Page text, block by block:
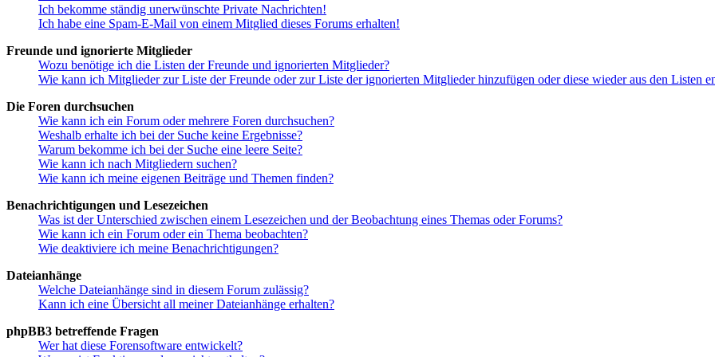
Ich bekomme ständig unerwünschte Private Nachrichten!
Ich habe eine Spam-E-Mail von einem Mitglied dieses Forums erhalten!
Freunde und ignorierte Mitglieder
Wozu benötige ich die Listen der Freunde und ignorierten Mitglieder?
Wie kann ich Mitglieder zur Liste der Freunde oder zur Liste der ignorierten Mitglieder hinzufügen oder diese wieder aus den Listen
Die Foren durchsuchen
Wie kann ich ein Forum oder mehrere Foren durchsuchen?
Weshalb erhalte ich bei der Suche keine Ergebnisse?
Warum bekomme ich bei der Suche eine leere Seite?
Wie kann ich nach Mitgliedern suchen?
Wie kann ich meine eigenen Beiträge und Themen finden?
Benachrichtigungen und Lesezeichen
Was ist der Unterschied zwischen einem Lesezeichen und der Beobachtung eines Themas oder Forums?
Wie kann ich ein Forum oder ein Thema beobachten?
Wie deaktiviere ich meine Benachrichtigungen?
Dateianhänge
Welche Dateianhänge sind in diesem Forum zulässig?
Kann ich eine Übersicht all meiner Dateianhänge erhalten?
phpBB3 betreffende Fragen
Wer hat diese Forensoftware entwickelt?